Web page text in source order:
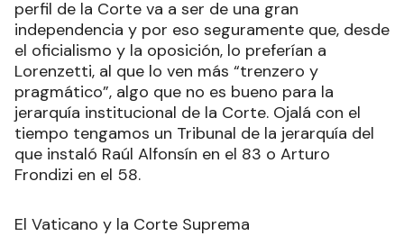
perfil de la Corte va a ser de una gran
independencia y por eso seguramente que, desde
el oficialismo y la oposición, lo preferían a
Lorenzetti, al que lo ven más “trenzero y
pragmático”, algo que no es bueno para la
jerarquía institucional de la Corte. Ojalá con el
tiempo tengamos un Tribunal de la jerarquía del
que instaló Raúl Alfonsín en el 83 o Arturo
Frondizi en el 58.
El Vaticano y la Corte Suprema